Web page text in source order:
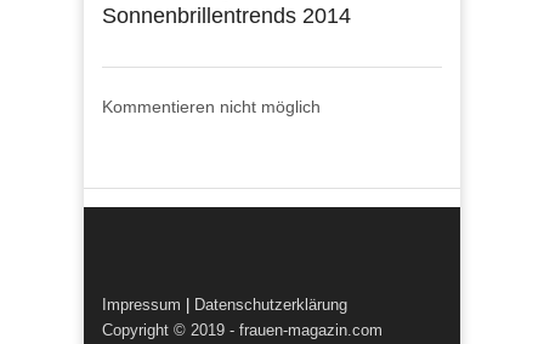
Sonnenbrillentrends 2014
Kommentieren nicht möglich
Impressum
Datenschutzerklärung
Copyright © 2019 - frauen-magazin.com